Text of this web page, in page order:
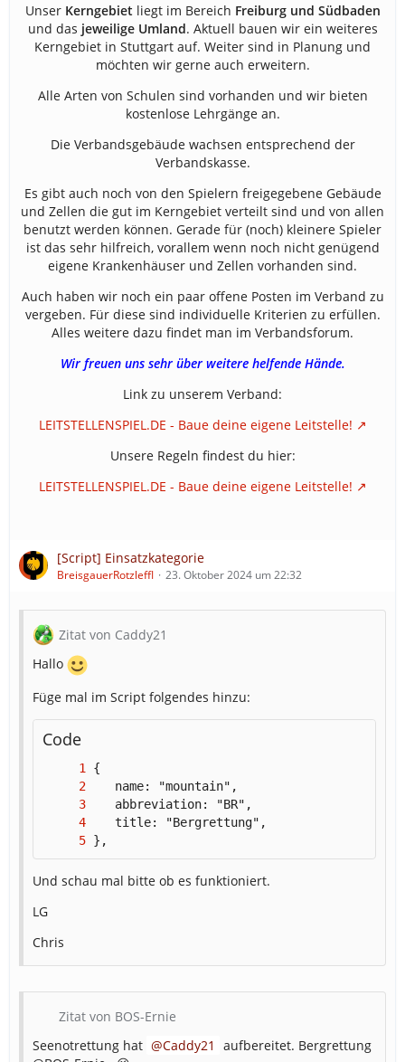
Unser Kerngebietliegt im Bereich Freiburg und Südbaden
und das jeweilige Umland. Aktuell bauen wir ein weiteres
Kerngebiet in Stuttgart auf. Weiter sind in Planung und
möchten wir gerne auch erweitern.
Alle Arten von Schulen sind vorhanden und wir bieten
kostenlose Lehrgänge an.
Die Verbandsgebäude wachsen entsprechend der
Verbandskasse.
Es gibt auch noch von den Spielern freigegebene Gebäude
und Zellen die gut im Kerngebiet verteilt sind und von allen
benutzt werden können. Gerade für (noch) kleinere Spieler
ist das sehr hilfreich, vorallem wenn noch nicht genügend
eigene Krankenhäuser und Zellen vorhanden sind.
Auch haben wir noch ein paar offene Posten im Verband zu
vergeben. Für diese sind individuelle Kriterien zu erfüllen.
Alles weitere dazu findet man im Verbandsforum.
Wir freuen uns sehr über weitere helfende Hände.
Link zu unserem Verband:
LEITSTELLENSPIEL.DE - Baue deine eigene Leitstelle!
Unsere Regeln findest du hier:
LEITSTELLENSPIEL.DE - Baue deine eigene Leitstelle!
[Script] Einsatzkategorie
BreisgauerRotzleffl 23. Oktober 2024 um 22:32
Zitat von Caddy21
Hallo
Füge mal im Script folgendes hinzu:
Code
},
Und schau mal bitte ob es funktioniert.
LG
Chris
Zitat von BOS-Ernie
Seenotrettung hat
Caddy21
aufbereitet. Bergrettung